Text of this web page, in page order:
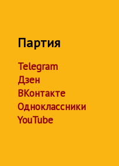
Партия
Telegram
Дзен
ВКонтакте
Одноклассники
YouTube